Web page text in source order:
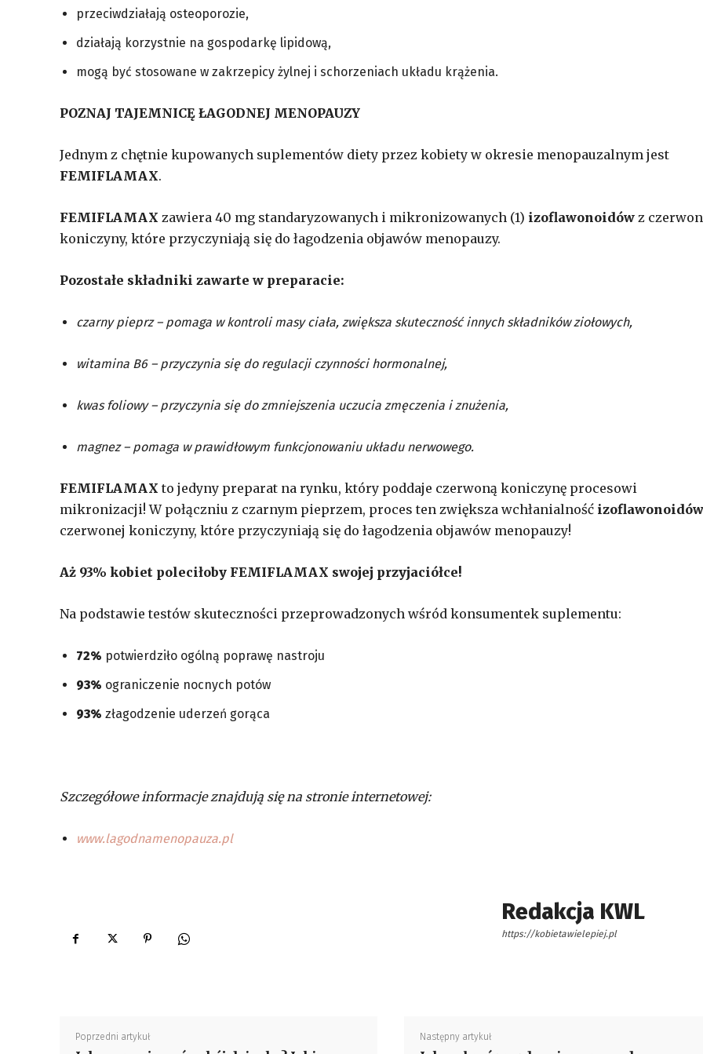
przeciwdziałają osteoporozie,
działają korzystnie na gospodarkę lipidową,
mogą być stosowane w zakrzepicy żylnej i schorzeniach układu krążenia.
POZNAJ TAJEMNICĘ ŁAGODNEJ MENOPAUZY
Jednym z chętnie kupowanych suplementów diety przez kobiety w okresie menopauzalnym jest
FEMIFLAMAX.
FEMIFLAMAX zawiera 40 mg standaryzowanych i mikronizowanych (1) izoflawonoidów z
koniczyny, które przyczyniają się do łagodzenia objawów menopauzy.
Pozostałe składniki zawarte w preparacie:
czarny pieprz – pomaga w kontroli masy ciała, zwiększa skuteczność innych składników ziołowych,
witamina B6 – przyczynia się do regulacji czynności hormonalnej,
kwas foliowy – przyczynia się do zmniejszenia uczucia zmęczenia i znużenia,
magnez – pomaga w prawidłowym funkcjonowaniu układu nerwowego.
FEMIFLAMAX to jedyny preparat na rynku, który poddaje czerwoną koniczynę procesowi
mikronizacji! W połączniu z czarnym pieprzem, proces ten zwiększa wchłanialność izoflawonoidów
czerwonej koniczyny, które przyczyniają się do łagodzenia objawów menopauzy!
Aż 93% kobiet poleciłoby FEMIFLAMAX swojej przyjaciółce!
Na podstawie testów skuteczności przeprowadzonych wśród konsumentek suplementu:
72% potwierdziło ogólną poprawę nastroju
93% ograniczenie nocnych potów
93% złagodzenie uderzeń gorąca
Szczegółowe informacje znajdują się na stronie internetowej:
www.lagodnamenopauza.pl
Redakcja KWL
https://kobietawielepiej.pl
Poprzedni artykuł Następny artykuł